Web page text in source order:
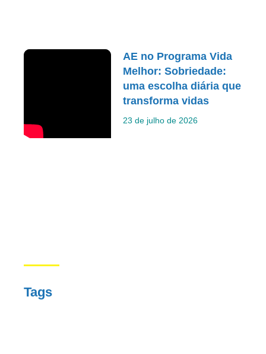
AE no Programa Vida
Melhor: Sobriedade:
uma escolha diária que
transforma vidas
23 de julho de 2026
Tags